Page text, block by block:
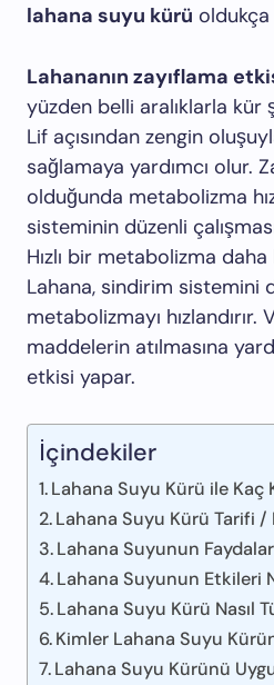
lahana suyu kürü
Lahananın zayıflama
yüzden belli aralıklarla kür
Lif açısından zengin
sağlamaya yardımcı olur.
olduğunda metabolizma
sisteminin düzenli
Hızlı bir metabolizma
Lahana, sindirim sistemini
metabolizmayı
maddelerin atılmasına
etkisi yapar.
İçindekiler
Lahana Suyu Kürü ile Kaç
Lahana Suyu Kürü Tarifi /
Lahana Suyunun
Lahana Suyunun Etkileri
Lahana Suyu Kürü Nasıl
Kimler Lahana Suyu
Lahana Suyu Kürünü